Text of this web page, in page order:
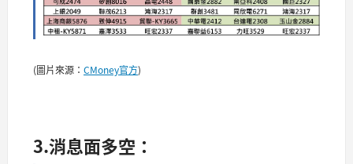
(圖片來源： CMoney官方)
3.消息面多空：